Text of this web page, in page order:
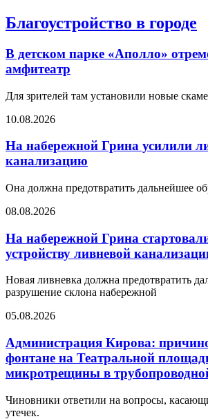
Благоустройство в городе
В детском парке «Аполло»
амфитеатр
Для зрителей там установили новые
10.08.2026
На набережной Грина усилили
канализацию
Она должна предотвратить дальнейшее
08.08.2026
На набережной Грина
устройству ливневой
Новая ливневка должна предотвратить
разрушение склона набережной
05.08.2026
Администрация Кирова:
фонтане на Театральной
микротрещины в
Чиновники ответили на вопросы,
утечек.